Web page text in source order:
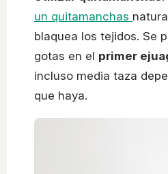
un quitamanchas
blaquea los tejidos. Se
gotas en el primer
incluso media taza
que haya.